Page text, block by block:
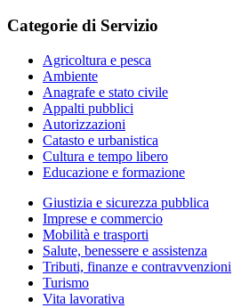
Categorie di Servizio
Agricoltura e pesca
Ambiente
Anagrafe e stato civile
Appalti pubblici
Autorizzazioni
Catasto e urbanistica
Cultura e tempo libero
Educazione e formazione
Giustizia e sicurezza pubblica
Imprese e commercio
Mobilità e trasporti
Salute, benessere e assistenza
Tributi, finanze e contravvenzioni
Turismo
Vita lavorativa